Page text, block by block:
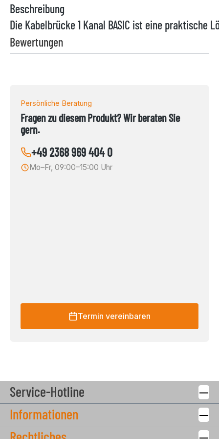
Beschreibung
Die Kabelbrücke 1 Kanal BASIC ist eine
Bewertungen
Persönliche Beratung
Fragen zu diesem Produkt? Wir beraten Sie
gern.
+49 2368 969 404 0
Mo–Fr, 09:00–15:00 Uhr
Termin vereinbaren
Service-Hotline
Informationen